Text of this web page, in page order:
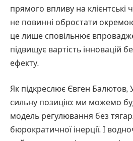
прямого впливу на клієнтські
не повинні обростати
це лише сповільнює
підвищує вартість інновацій
ефекту.
Як підкреслює Євген Балютов,
сильну позицію: ми можемо
модель регулювання без
бюрократичної інерції. І